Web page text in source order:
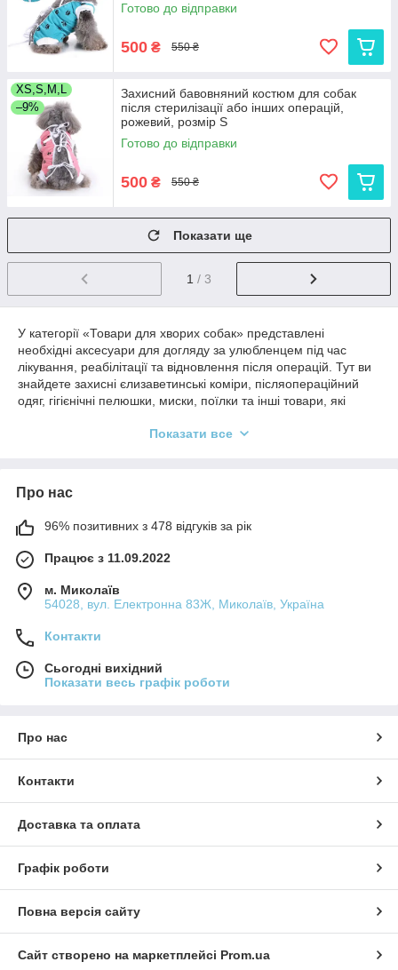
Готово до відправки
500 ₴ 550 ₴
XS,S,M,L
–9%
Захисний бавовняний костюм для собак
після стерилізації або інших операцій,
рожевий, розмір S
Готово до відправки
500 ₴ 550 ₴
Показати ще
1 / 3
У категорії «Товари для хворих собак» представлені
необхідні аксесуари для догляду за улюбленцем під час
лікування, реабілітації та відновлення після операцій. Тут ви
знайдете захисні єлизаветинські коміри, післяопераційний
одяг, гігієнічні пелюшки, миски, поїлки та інші товари, які
одужання. Ми пропонуємо рішення для собак різних порід і
Показати все
Про нас
96% позитивних з 478 відгуків за рік
Працює з 11.09.2022
м. Миколаїв
54028, вул. Електронна 83Ж, Миколаїв, Україна
Контакти
Сьогодні вихідний
Показати весь графік роботи
Про нас
Контакти
Доставка та оплата
Графік роботи
Повна версія сайту
Сайт створено на маркетплейсі Prom.ua